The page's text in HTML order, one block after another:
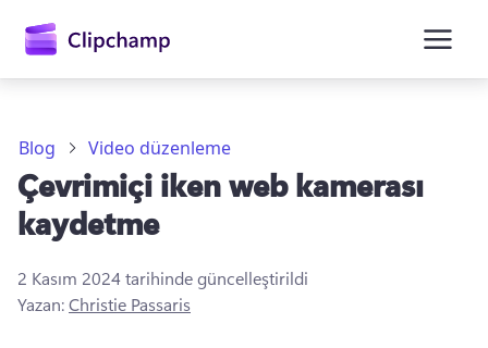
Blog Video düzenleme
Çevrimiçi iken web kamerası
kaydetme
2 Kasım 2024tarihinde güncelleştirildi
Yazan:Christie Passaris